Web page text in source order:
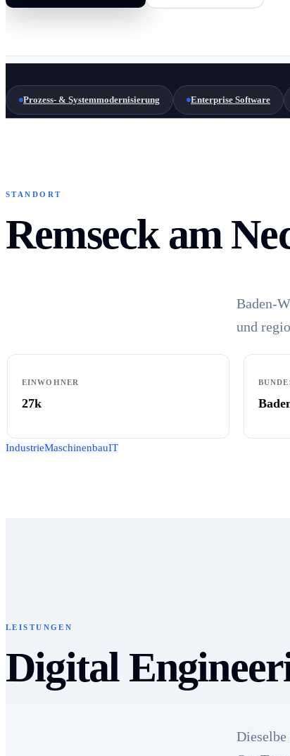
Prozess- & Systemmodernisierung Enterprise Software
STANDORT
Remseck am
Baden-
und
EINWOHNER
27k
IndustrieMaschinenbauIT
LEISTUNGEN
Digital